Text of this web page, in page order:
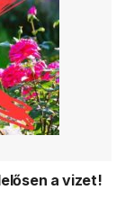
a vizet!